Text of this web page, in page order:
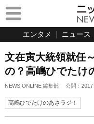
エンタメ ニュース
文在寅大統領就任
の？高嶋ひでたけ
NEWS ONLINE 編集部 公開：
高嶋ひでたけのあさラジ！